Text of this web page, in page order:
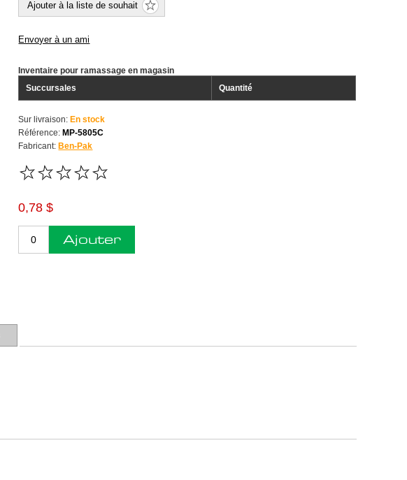
Ajouter à la liste de souhait
Envoyer à un ami
Inventaire pour ramassage en magasin
Succursales
Quantité
Sur livraison: En stock
Référence: MP-5805C
Fabricant: Ben-Pak
0,78 $
Ajouter